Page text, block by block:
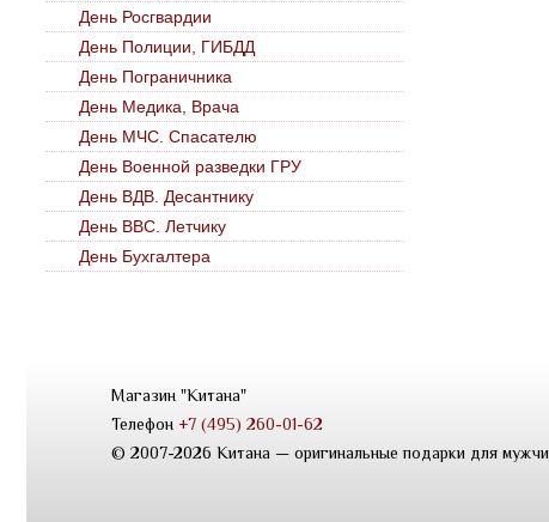
День Росгвардии
День Полиции, ГИБДД
День Пограничника
День Медика, Врача
День МЧС. Спасателю
День Военной разведки ГРУ
День ВДВ. Десантнику
День ВВС. Летчику
День Бухгалтера
Магазин "Китана"
Телефон +7 (495) 260-01-62
© 2007-2026 Китана — оригинальные подарки для